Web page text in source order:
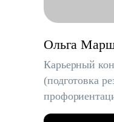
Ольга
Карьерный
(подготовка